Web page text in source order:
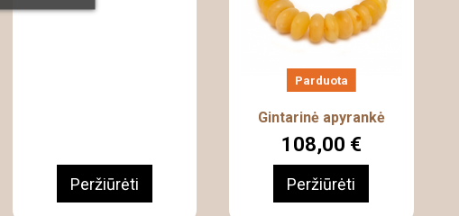
Peržiūrėti
Parduota
Gintarinė apyrankė
108,00 €
Peržiūrėti